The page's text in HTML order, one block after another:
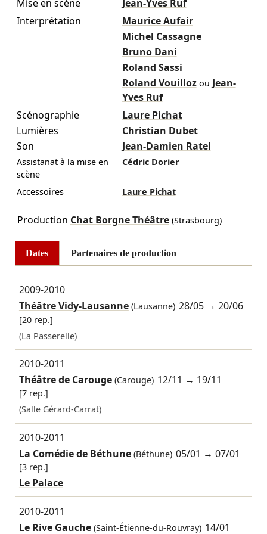
Mise en scène
Jean-Yves Ruf
Interprétation
Maurice Aufair
Michel Cassagne
Bruno Dani
Roland Sassi
Roland Vouilloz ou Jean-
Yves Ruf
Scénographie
Laure Pichat
Lumières
Christian Dubet
Son
Jean-Damien Ratel
Assistanat à la mise en
scène
Cédric Dorier
Accessoires Laure Pichat
Production Chat Borgne Théâtre(Strasbourg)
Dates Partenaires de production
2009-2010
Théâtre Vidy-Lausanne(Lausanne) 28/05 →20/06
[20 rep.]
(La Passerelle)
2010-2011
Théâtre de Carouge(Carouge) 12/11 → 19/11
[7 rep.]
(Salle Gérard-Carrat)
2010-2011
La Comédie de Béthune(Béthune) 05/01 →07/01
[3 rep.]
Le Palace
2010-2011
Le Rive Gauche(Saint-Étienne-du-Rouvray) 14/01